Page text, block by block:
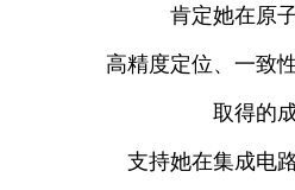
肯定她在原
高精度定位、一致
取得的
支持她在集成电